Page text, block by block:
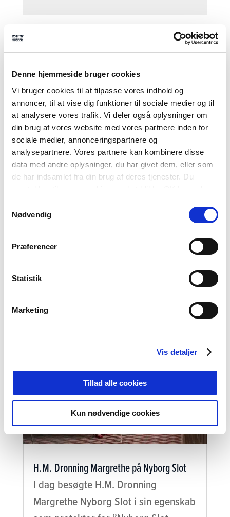
Denne hjemmeside bruger cookies
Vi bruger cookies til at tilpasse vores indhold og
annoncer, til at vise dig funktioner til sociale medier og til
at analysere vores trafik. Vi deler også oplysninger om
din brug af vores website med vores partnere inden for
sociale medier, annonceringspartnere og
analysepartnere. Vores partnere kan kombinere disse
data med andre oplysninger, du har givet dem, eller som
de har indsamlet fra din brug af deres tjenester. Du
samtykker til vores cookies, ved at klikke OK herunder.
Nødvendig
Præferencer
Statistik
Marketing
Vis detaljer
Tillad alle cookies
Kun nødvendige cookies
forrygende – Danehof 2026 er slut for i år
weekend med masser af oplevelser
H.M. Dronning Margrethe på Nyborg Slot
I dag besøgte H.M. Dronning
Margrethe Nyborg Slot i sin egenskab